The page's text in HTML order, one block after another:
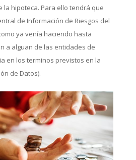
la hipoteca. Para ello tendrá que
de Información de Riesgos del
ya venía haciendo hasta
a alguan de las entidades de
en los terminos previstos en la
de Datos).